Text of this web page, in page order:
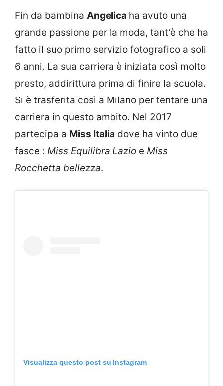
Fin da bambina Angelica ha avuto una
grande passione per la moda, tant’è che ha
fatto il suo primo servizio fotografico a soli
6 anni. La sua carriera è iniziata così molto
presto, addirittura prima di finire la scuola.
Si è trasferita così a Milano per tentare una
carriera in questo ambito. Nel 2017
partecipa a Miss Italia dove ha vinto due
fasce : Miss Equilibra Lazio e Miss
Rocchetta bellezza.
Visualizza questo post su Instagram